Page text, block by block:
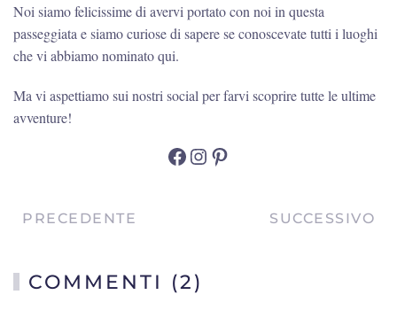
Noi siamo felicissime di avervi portato con noi in questa
passeggiata e siamo curiose di sapere se conoscevate tutti i luoghi
che vi abbiamo nominato qui.
Ma vi aspettiamo sui nostri social per farvi scoprire tutte le ultime
avventure!
Facebook
Instagram
Pinterest
PRECEDENTE SUCCESSIVO
COMMENTI (2)